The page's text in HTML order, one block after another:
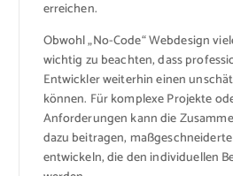
erreichen.
Obwohl „No-Code“ Webdesign
wichtig zu beachten, dass
Entwickler weiterhin einen
können. Für komplexe Projekte
Anforderungen kann die
dazu beitragen,
entwickeln, die den individuellen